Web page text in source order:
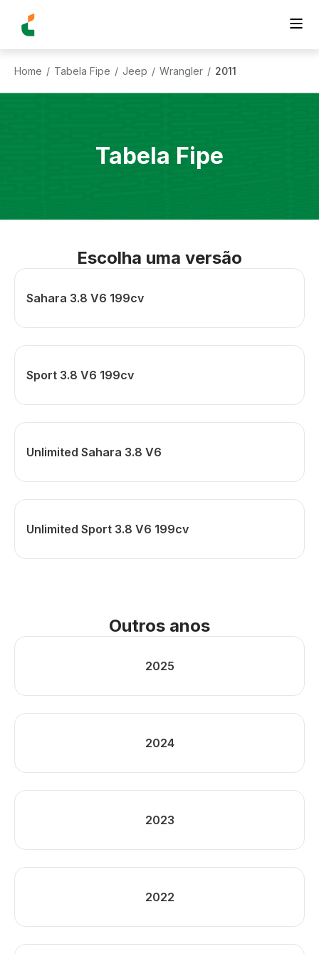
Home / Tabela Fipe / Jeep / Wrangler / 2011
Tabela Fipe
Escolha uma versão
Sahara 3.8 V6 199cv
Sport 3.8 V6 199cv
Unlimited Sahara 3.8 V6
Unlimited Sport 3.8 V6 199cv
Outros anos
2025
2024
2023
2022